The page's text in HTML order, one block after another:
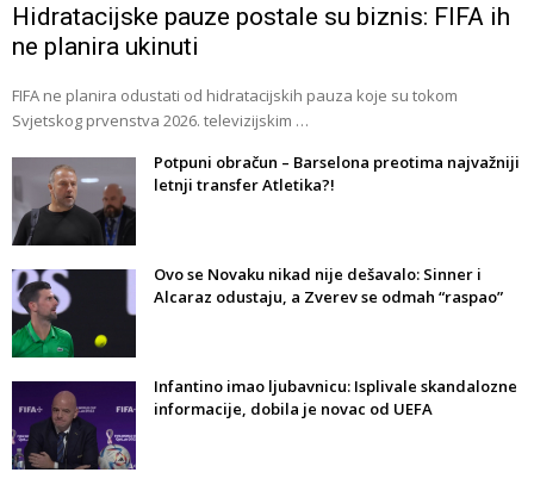
Hidratacijske pauze postale su biznis: FIFA ih
ne planira ukinuti
FIFA ne planira odustati od hidratacijskih pauza koje su tokom
Svjetskog prvenstva 2026. televizijskim …
Potpuni obračun – Barselona preotima najvažniji
letnji transfer Atletika?!
Ovo se Novaku nikad nije dešavalo: Sinner i
Alcaraz odustaju, a Zverev se odmah “raspao”
Infantino imao ljubavnicu: Isplivale skandalozne
informacije, dobila je novac od UEFA